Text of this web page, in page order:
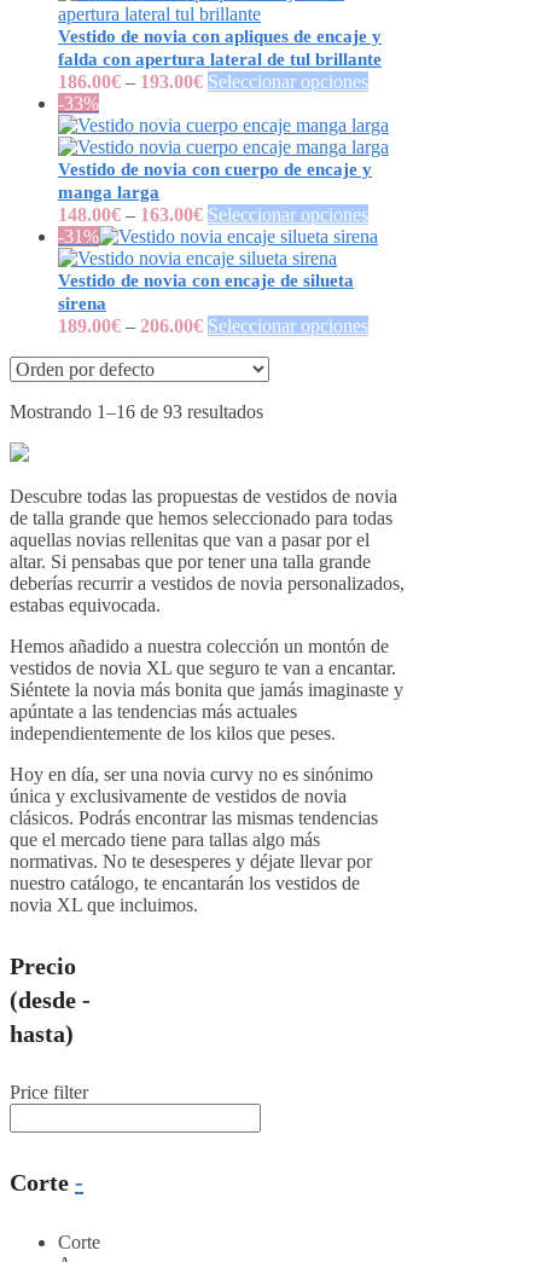
Vestido de novia con apliques de encaje y
falda con apertura lateral de tul brillante
186.00€ – 193.00€ Seleccionar opciones
-33%
Vestido de novia con cuerpo de encaje y
manga larga
148.00€ – 163.00€ Seleccionar opciones
-31%
Vestido de novia con encaje de silueta
sirena
189.00€ – 206.00€ Seleccionar opciones
Mostrando 1–16 de 93 resultados
Descubre todas las propuestas de vestidos de novia
de talla grande que hemos seleccionado para todas
aquellas novias rellenitas que van a pasar por el
altar. Si pensabas que por tener una talla grande
deberías recurrir a vestidos de novia personalizados,
estabas equivocada.
Hemos añadido a nuestra colección un montón de
vestidos de novia XL que seguro te van a encantar.
Siéntete la novia más bonita que jamás imaginaste y
apúntate a las tendencias más actuales
independientemente de los kilos que peses.
Hoy en día, ser una novia curvy no es sinónimo
única y exclusivamente de vestidos de novia
clásicos. Podrás encontrar las mismas tendencias
que el mercado tiene para tallas algo más
normativas. No te desesperes y déjate llevar por
nuestro catálogo, te encantarán los vestidos de
novia XL que incluimos.
Precio
(desde -
hasta)
Price filter
Corte -
Corte